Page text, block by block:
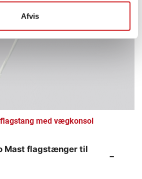
Afvis
med vægkonsol
Mast flagstænger til